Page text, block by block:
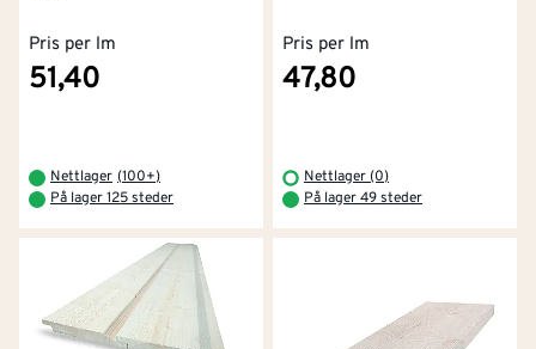
Pris per lm
51,40
Nettlager (100+)
På lager 125 steder
Pris per lm
47,80
Nettlager (0)
På lager 49 steder